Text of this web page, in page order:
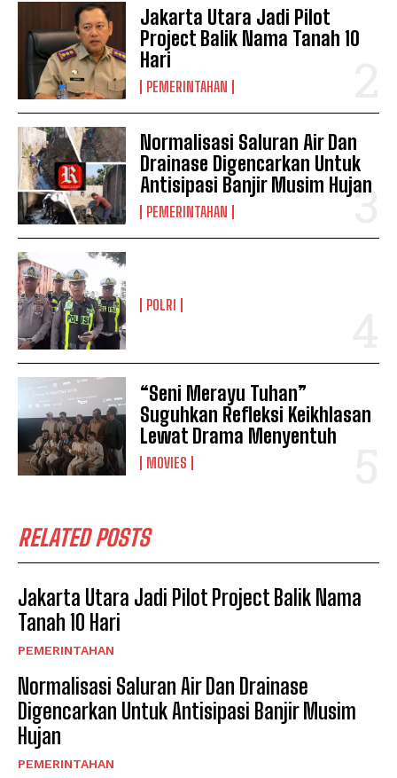
Jakarta Utara Jadi Pilot
Project Balik Nama Tanah 10
Hari
PEMERINTAHAN
Normalisasi Saluran Air Dan
Drainase Digencarkan Untuk
Antisipasi Banjir Musim Hujan
PEMERINTAHAN
POLRI
“Seni Merayu Tuhan”
Suguhkan Refleksi Keikhlasan
Lewat Drama Menyentuh
MOVIES
RELATED POSTS
Jakarta Utara Jadi Pilot Project Balik Nama
Tanah 10 Hari
PEMERINTAHAN
Normalisasi Saluran Air Dan Drainase
Digencarkan Untuk Antisipasi Banjir Musim
Hujan
PEMERINTAHAN